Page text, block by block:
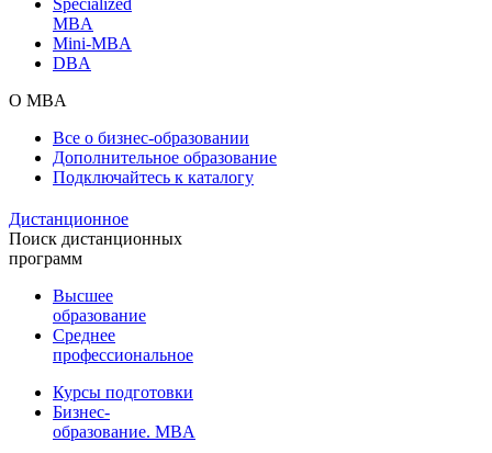
MBA
Mini-MBA
DBA
О MBA
Все о бизнес-образовании
Дополнительное образование
Подключайтесь к каталогу
Дистанционное
Поиск дистанционных
программ
Высшее
образование
Среднее
профессиональное
Курсы подготовки
Бизнес-
образование. MBA